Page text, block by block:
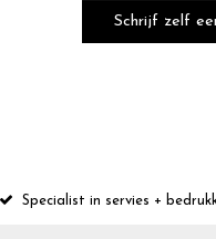
Schrijf zelf
Specialist in servies +